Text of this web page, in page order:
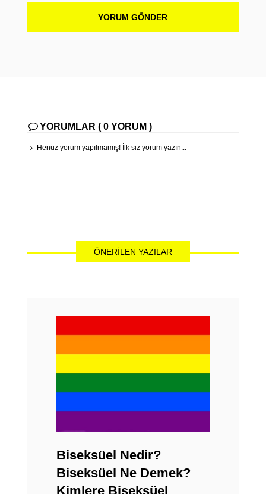
YORUM GÖNDER
YORUMLAR ( 0 YORUM )
Henüz yorum yapılmamış! İlk siz yorum yazın...
ÖNERILEN YAZILAR
Biseksüel Nedir?
Biseksüel Ne Demek?
Kimlere Biseksüel